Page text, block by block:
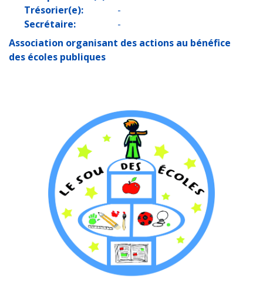
Trésorier(e):
Secrétaire:
-
-
Association organisant des actions au bénéfice
des écoles publiques